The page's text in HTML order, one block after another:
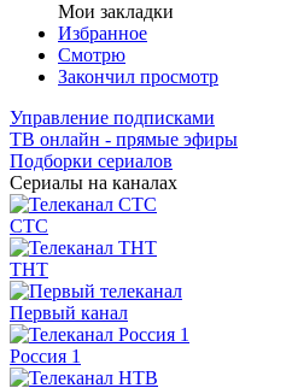
Мои закладки
Избранное
Смотрю
Закончил просмотр
Управление подписками
ТВ онлайн - прямые эфиры
Подборки сериалов
Сериалы на каналах
СТС
ТНТ
Первый канал
Россия 1